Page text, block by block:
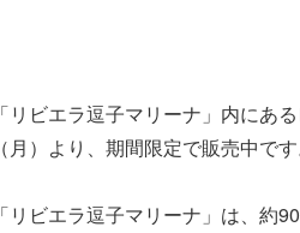
「リビエラ逗子マリーナ」内にあ
（月）より、期間限定で販売中です
「リビエラ逗子マリーナ」は、約